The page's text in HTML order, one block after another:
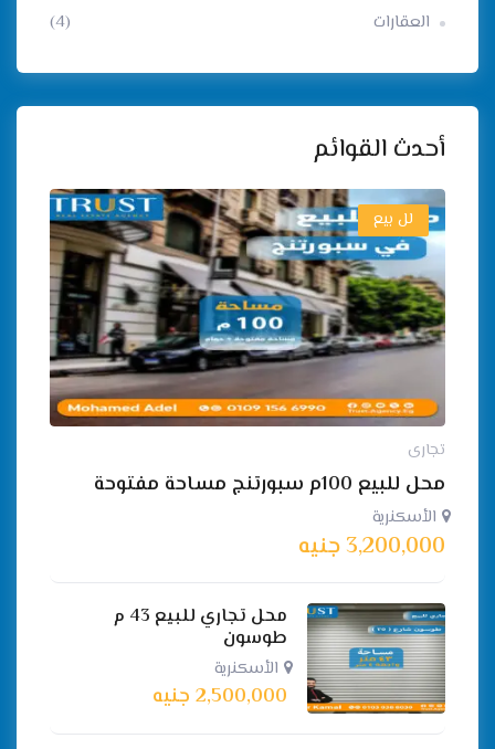
العقارات (4)
أحدث القوائم
لل بيع
تجارى
محل للبيع 100م سبورتنج مساحة مفتوحة
الأسكنرية
3,200,000جنيه
محل تجاري للبيع 43 م
طوسون
الأسكنرية
2,500,000 جنيه